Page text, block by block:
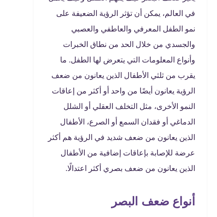
في العالم، يمكن أن تؤثر الرؤية الضعيفة على
نمو الطفل المعرفي والعاطفي والعصبي
والجسدي من خلال الحد من نطاق الخبرات
وأنواع المعلومات التي يتعرض لها الطفل. ما
يقرب من ثلثي الأطفال الذين يعانون من ضعف
الرؤية يعانون أيضًا من واحد أو أكثر من إعاقات
النمو الأخرى، مثل التخلف العقلي أو الشلل
الدماغي أو فقدان السمع أو الصرع، الأطفال
الذين يعانون من ضعف شديد في الرؤية هم أكثر
عرضة للإصابة بإعاقات إضافية من الأطفال
الذين يعانون من ضعف بصري أكثر اعتدالًا.
أنواع ضعف البصر